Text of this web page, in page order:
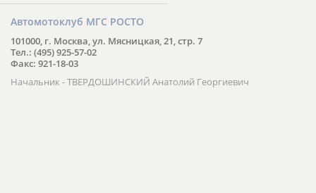
Автомотоклуб МГС РОСТО
101000, г. Москва, ул. Мясницкая, 21, стр. 7
Тел.: (495) 925-57-02
Факс: 921-18-03
Начальник - ТВЕРДОШИНСКИЙ Анатолий Георгиевич